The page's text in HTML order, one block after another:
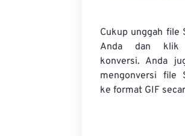
Cukup unggah file
Anda dan klik
konversi. Anda
mengonversi file
ke format GIF